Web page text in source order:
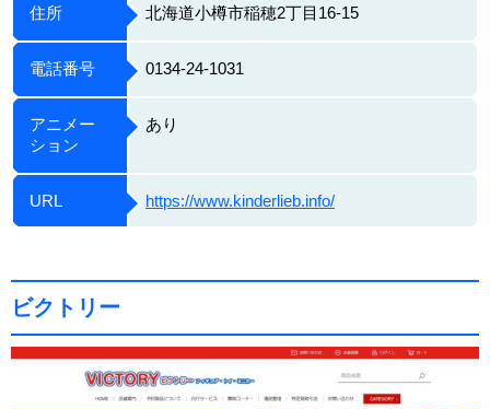
住所 北海道小樽市稲穂2丁目16-15
電話番号 0134-24-1031
アニメー
ション
あり
URL https://www.kinderlieb.info/
ビクトリー